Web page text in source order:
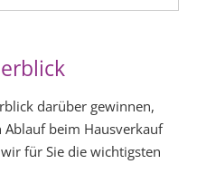
darüber gewinnen,
beim Hausverkauf
für Sie die wichtigsten